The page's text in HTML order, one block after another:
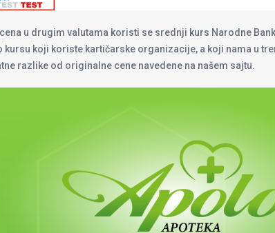
u drugim valutama koristi se srednji kurs Narodne
koji koriste kartičarske organizacije, a koji nama u
razlike od originalne cene navedene na našem sajtu.